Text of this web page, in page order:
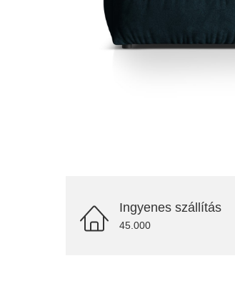
Ingyenes szállítás
45.000